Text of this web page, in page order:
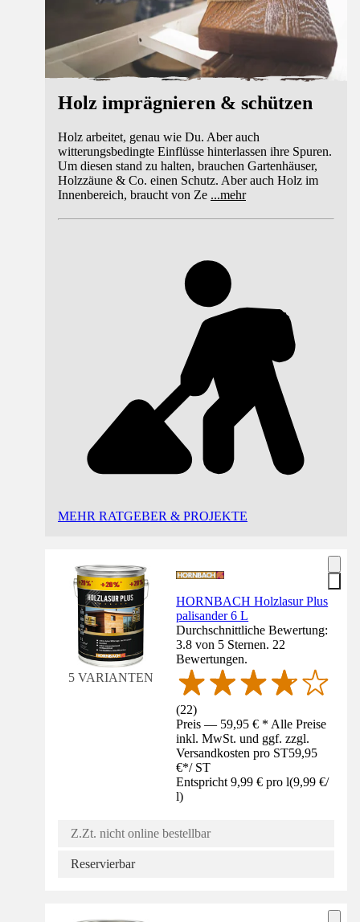
Holz imprägnieren & schützen
Holz arbeitet, genau wie Du. Aber auch
witterungsbedingte Einflüsse hinterlassen ihre Spuren.
Um diesen stand zu halten, brauchen Gartenhäuser,
Holzzäune & Co. einen Schutz. Aber auch Holz im
Innenbereich, braucht von Ze ...mehr
MEHR RATGEBER & PROJEKTE
5 VARIANTEN
HORNBACH Holzlasur Plus
palisander 6 L
Durchschnittliche Bewertung:
3.8 von 5 Sternen. 22
Bewertungen.
(22)
Preis — 59,95 € * Alle Preise
inkl. MwSt. und ggf. zzgl.
Versandkosten pro ST59,95
€*/ ST
Entspricht 9,99 € pro l(9,99 €/
l)
Z.Zt. nicht online bestellbar
Reservierbar